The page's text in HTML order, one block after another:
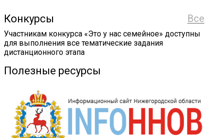
Все
Конкурсы
Участникам конкурса «Это у нас семейное» доступны
для выполнения все тематические задания
дистанционного этапа
Полезные ресурсы